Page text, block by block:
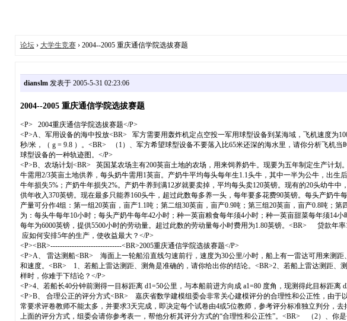
论坛› 大学生竞赛› 2004--2005 重庆通信学院选拔赛题
dianslm发表于 2005-5-31 02:23:06
2004--2005 重庆通信学院选拔赛题
<P> 2004重庆通信学院选拔赛题</P>
<P>A、军用设备的海中投放<BR> 军方需要用轰炸机定点空投一军用球型设备到某海域，飞机速度为
秒/米，（ g = 9.8 ）。<BR> （1）、军方希望球型设备不要落入比65米还深的海水里，请你分析飞
球型设备的一种轨迹图。</P>
<P>B、农场计划<BR> 英国某农场主有200英亩土地的农场，用来饲养奶牛。现要为五年制定生产计
牛需用2/3英亩土地供养，每头奶牛需用1英亩。产奶牛平均每头每年生1.1头牛，其中一半为公牛，出
牛年损失5%；产奶牛年损失2%。产奶牛养到满12岁就要卖掉，平均每头卖120英镑。现有的20头幼牛
供年收入370英镑。现在最多只能养160头牛，超过此数每多养一头，每年要多花费90英镑。每头产奶
产量可分作4组：第一组20英亩，亩产1.1吨；第二组30英亩，亩产0.9吨；第三组20英亩，亩产0.8吨；
为：每头牛每年10小时；每头产奶牛每年42小时；种一英亩粮食每年须4小时；种一英亩甜菜每年须
每年为6000英镑，提供5500小时的劳动量。超过此数的劳动量每小时费用为1.80英镑。<BR> 贷款年
应如何安排5年的生产，使收益最大？</P>
<P><BR>------------------------------<BR>2005重庆通信学院选拔赛题</P>
<P>A、 雷达测船<BR> 海面上一轮船沿直线匀速前行，速度为30公里/小时，船上有一雷达可用来测
和速度。<BR> 1、若船上雷达测距、测角是准确的，请你给出你的结论。<BR>2、若船上雷达测
样时，你难于下结论？</P>
<P>4、若船长40分钟前测得一目标距离 d1=50公里，与本船前进方向成 a1=80 度角，现测得此目标距离
<P>B、 合理公正的评分方式<BR> 嘉庆省数学建模组委会非常关心建模评分的合理性和公正性，由
常要求评卷教师不能太多，并要求3天完成，即决定每个试卷由4或5位教师，参考评分标准独立判分
上面的评分方式，组委会请你参考表一，帮他分析其评分方式的“合理性和公正性”。<BR> （2）、